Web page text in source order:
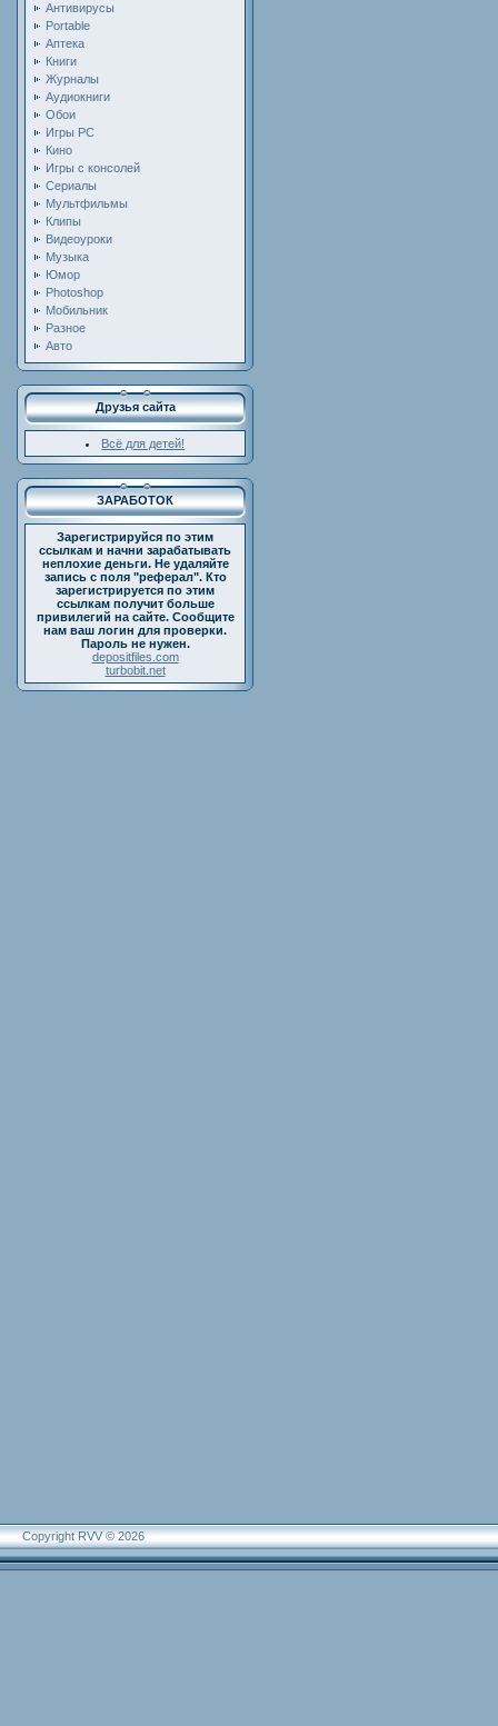
Антивирусы
Portable
Аптека
Книги
Журналы
Аудиокниги
Обои
Игры PC
Кино
Игры с консолей
Сериалы
Мультфильмы
Клипы
Видеоуроки
Музыка
Юмор
Photoshop
Мобильник
Разное
Авто
Друзья сайта
Всё для детей!
ЗАРАБОТОК
Зарегистрируйся по этим
ссылкам и начни зарабатывать
неплохие деньги. Не удаляйте
запись с поля "реферал". Кто
зарегистрируется по этим
ссылкам получит больше
привилегий на сайте. Сообщите
нам ваш логин для проверки.
Пароль не нужен.
depositfiles.com
turbobit.net
Copyright RVV © 2026